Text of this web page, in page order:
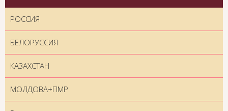
РОССИЯ
БЕЛОРУССИЯ
КАЗАХСТАН
МОЛДОВА+ПМР